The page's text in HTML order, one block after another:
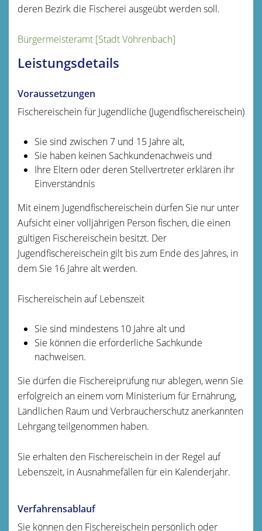
deren Bezirk die Fischerei ausgeübt werden soll.
Bürgermeisteramt [Stadt Vöhrenbach]
Leistungsdetails
Voraussetzungen
Fischereischein für Jugendliche (Jugendfischereischein)
Sie sind zwischen 7 und 15 Jahre alt,
Sie haben keinen Sachkundenachweis und
Ihre Eltern oder deren Stellvertreter erklären ihr
Einverständnis
Mit einem Jugendfischereischein dürfen Sie nur unter
Aufsicht einer volljährigen Person fischen, die einen
gültigen Fischereischein besitzt. Der
Jugendfischereischein gilt bis zum Ende des Jahres, in
dem Sie 16 Jahre alt werden.
Fischereischein auf Lebenszeit
Sie sind mindestens 10 Jahre alt und
Sie können die erforderliche Sachkunde
nachweisen.
Sie dürfen die Fischereiprüfung nur ablegen, wenn Sie
erfolgreich an einem vom Ministerium für Ernährung,
Ländlichen Raum und Verbraucherschutz anerkannten
Lehrgang teilgenommen haben.
Sie erhalten den Fischereischein in der Regel auf
Lebenszeit, in Ausnahmefällen für ein Kalenderjahr.
Verfahrensablauf
Sie können den Fischereischein persönlich oder